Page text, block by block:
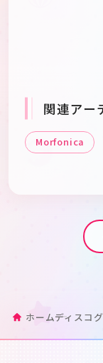
関連アー
Morfonica
ホームディスコ